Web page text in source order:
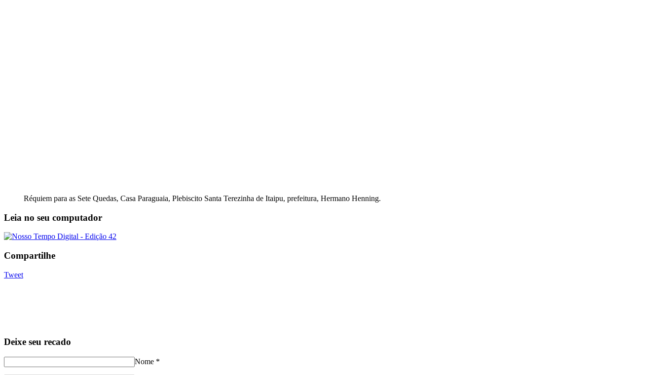
Réquiem para as Sete Quedas, Casa Paraguaia, Plebiscito Santa Terezinha de Itaipu, prefeitura, Hermano Henning.
Leia no seu computador
Compartilhe
Tweet
Deixe seu recado
Nome *